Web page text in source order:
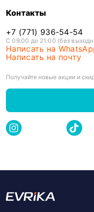
Контакты
+7 (771) 936-54-54
С 09:00 до 21:00 (без
Написать на
Написать на почту
Получайте новые акции и